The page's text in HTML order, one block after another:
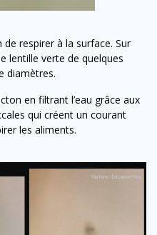
de respirer à la surface. Sur
lentille verte de quelques
diamètres.
en filtrant l’eau grâce aux
qui créent un courant
les aliments.